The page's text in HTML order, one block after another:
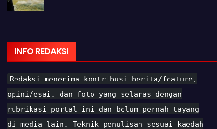
INFO REDAKSI
Redaksi menerima kontribusi berita/feature,
opini/esai, dan foto yang selaras dengan
rubrikasi portal ini dan belum pernah tayang
di media lain. Teknik penulisan sesuai kaedah